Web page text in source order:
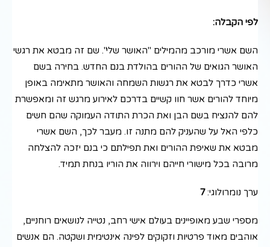
לפי הקבלה:
השם אשרי מורכב מהמילים "האושר שלי". שם זה מבטא את רגשי
האושר הגואים של ההורים בהולדת בנם החדש. בחירה בשם
אשרי כדרך לבטא את רגשות השמחה והאושר מתאימה באופן
מיוחד להורים אשר חוו קשיים בדרכם לאירוע מרגש זה ומאפשרת
להם להנציח בשם הבן ואת הכרת התודה העמוקה שהם חשים
כלפי האל על שהעניק להם מתנה זו. מעבר לכך, השם אשרי
מבטא את שאיפת ההורים ואת תפילתם כי בנם יזכה להצלחה
מרובה בכל מישורי חייהם וירווה את הוריו בנחת תמיד.
ערך נומרולוגי:7
מספרי שבע מאופיינים בעולם אישי רחב, נטייה לנושאים רוחניים,
אוהבים מאוד פרטיות וזקוקים לפינה אינטימית ושקטה. הם אנשים